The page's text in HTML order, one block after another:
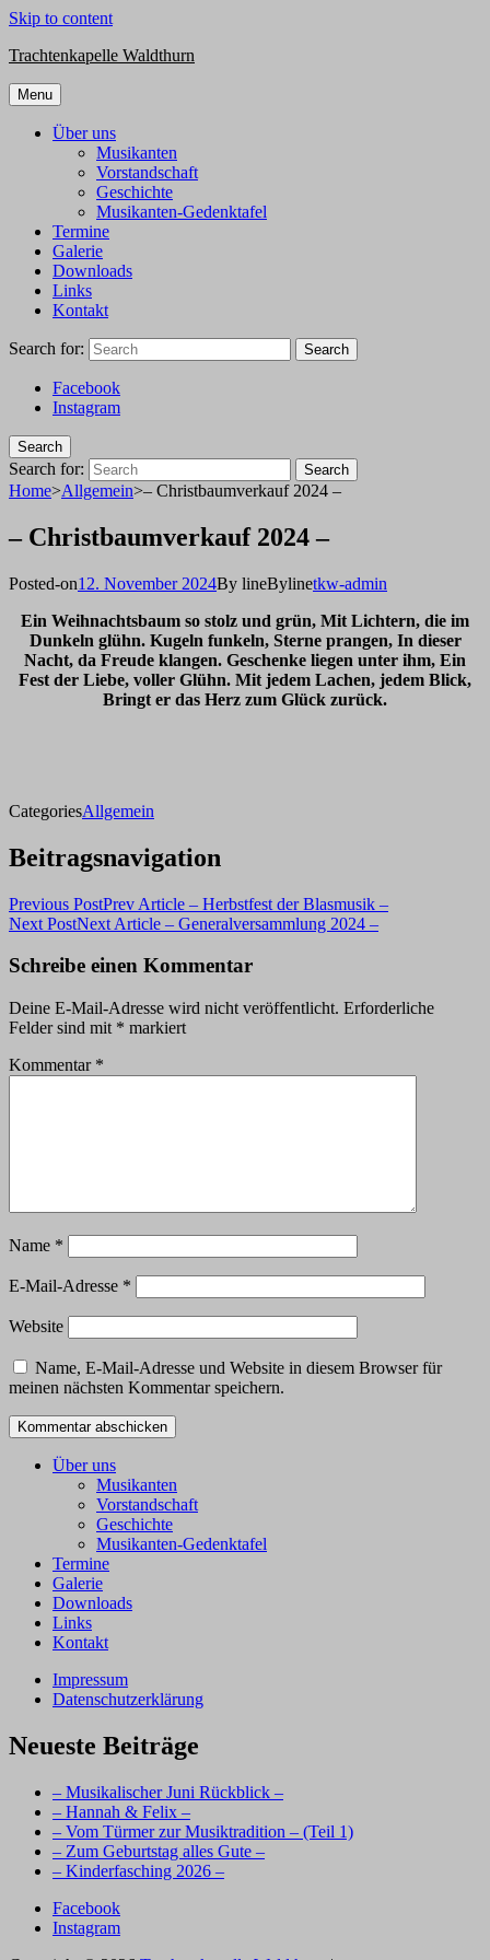
Skip to content
Trachtenkapelle Waldthurn
Menu
Über uns
Musikanten
Vorstandschaft
Geschichte
Musikanten-Gedenktafel
Termine
Galerie
Downloads
Links
Kontakt
Search for: Search
Facebook
Instagram
Search
Search for: Search
Home>Allgemein>– Christbaumverkauf 2024 –
– Christbaumverkauf 2024 –
Posted-on12. November 2024By lineBylinetkw-admin
Ein Weihnachtsbaum so stolz und grün, Mit Lichtern, die im
Dunkeln glühn. Kugeln funkeln, Sterne prangen, In dieser
Nacht, da Freude klangen. Geschenke liegen unter ihm, Ein
Fest der Liebe, voller Glühn. Mit jedem Lachen, jedem Blick,
Bringt er das Herz zum Glück zurück.
CategoriesAllgemein
Beitragsnavigation
Previous PostPrev Article – Herbstfest der Blasmusik –
Next PostNext Article – Generalversammlung 2024 –
Schreibe einen Kommentar
Deine E-Mail-Adresse wird nicht veröffentlicht. Erforderliche
Felder sind mit * markiert
Kommentar *
Name *
E-Mail-Adresse *
Website
Name, E-Mail-Adresse und Website in diesem Browser für
meinen nächsten Kommentar speichern.
Über uns
Musikanten
Vorstandschaft
Geschichte
Musikanten-Gedenktafel
Termine
Galerie
Downloads
Links
Kontakt
Impressum
Datenschutzerklärung
Neueste Beiträge
– Musikalischer Juni Rückblick –
– Hannah & Felix –
– Vom Türmer zur Musiktradition – (Teil 1)
– Zum Geburtstag alles Gute –
– Kinderfasching 2026 –
Facebook
Instagram